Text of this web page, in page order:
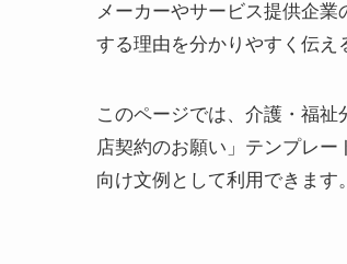
メーカーやサービス提供企
する理由を分かりやすく伝え
このページでは、介護・福
店契約のお願い」テンプレ
向け文例として利用できます。